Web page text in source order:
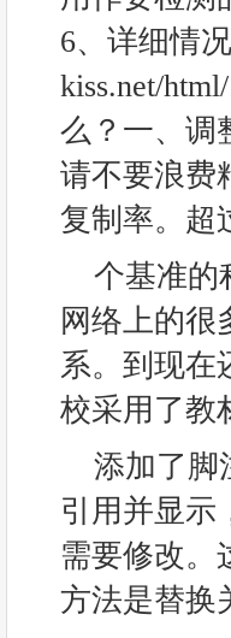
6、详细情
kiss.net/
么？一、调
请不要浪费
复制率。超
个基准的
网络上的很
系。到现在
校采用了教
添加了脚
引用并显示
需要修改。
方法是替换